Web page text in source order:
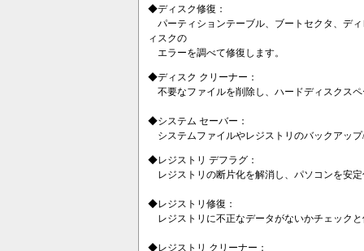
◆ディスク修復：
パーティションテーブル、ブートセクタ、デ
ィスクの
エラーを調べて修復します。
◆ディスク クリーナー：
不要なファイルを削除し、ハードディスクス
◆システム セーバー：
システムファイルやレジストリのバックアッ
◆レジストリ デフラグ：
レジストリの断片化を解消し、パソコンを安
◆レジストリ修復：
レジストリに不正なデータがないかチェック
◆レジストリ クリーナー：